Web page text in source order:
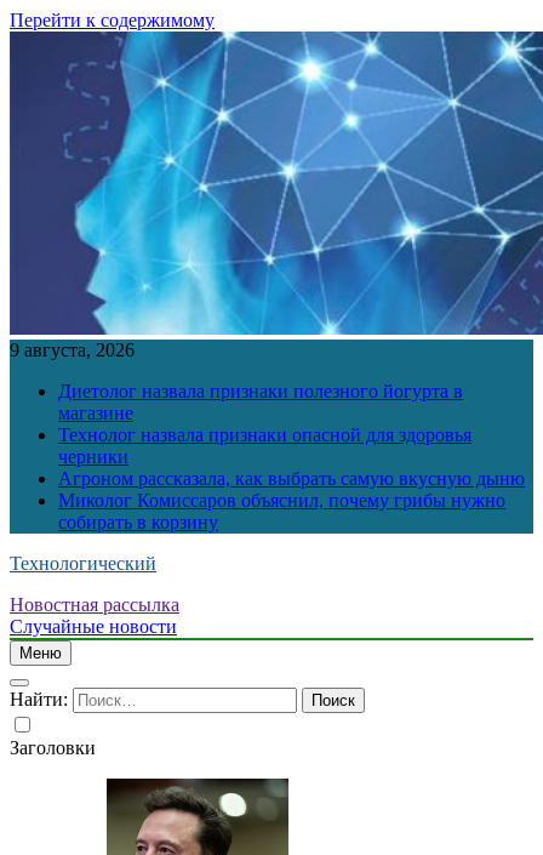
Перейти к содержимому
9 августа, 2026
Диетолог назвала признаки полезного йогурта в
магазине
Технолог назвала признаки опасной для здоровья
черники
Агроном рассказала, как выбрать самую вкусную дыню
Миколог Комиссаров объяснил, почему грибы нужно
собирать в корзину
Технологический
Новостная рассылка
Случайные новости
Меню
Найти:
Заголовки